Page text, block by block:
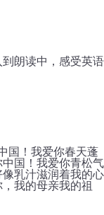
朗读中，感受英语
国！我爱你春天蓬
国！我爱你青松气
乳汁滋润着我的心
我的母亲我的祖